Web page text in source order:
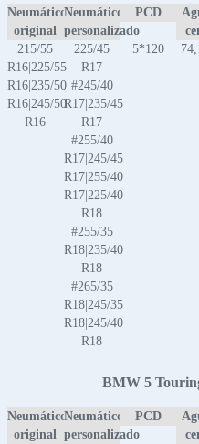
Neumático
original
Neumático
personalizado
PCD
215/55
R16|225/55
R16|235/50
R16|245/50
R16
225/45
R17
#245/40
R17|235/45
R17
#255/40
R17|245/45
R17|255/40
R17|225/40
R18
#255/35
R18|235/40
R18
#265/35
R18|245/35
R18|245/40
R18
5*120
BMW 5
Neumático
original
Neumático
personalizado
PCD